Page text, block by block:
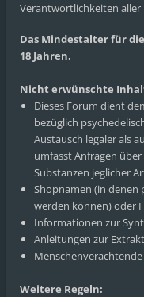
Verantwortlichkeiten aller
Das Mindestalter für
18 Jahren.
Nicht erwünschte
Dieses Forum dient
bezüglich
Austausch legaler als
umfasst Anfragen
Substanzen jeglicher
Shopnamen (in denen
werden können) oder
Informationen zur
Anleitungen zur
Weitere Regeln: